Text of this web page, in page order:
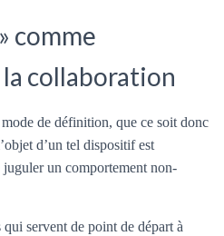
comme
collaboration
de définition, que ce soit donc
d’un tel dispositif est
un comportement non-
servent de point de départ à